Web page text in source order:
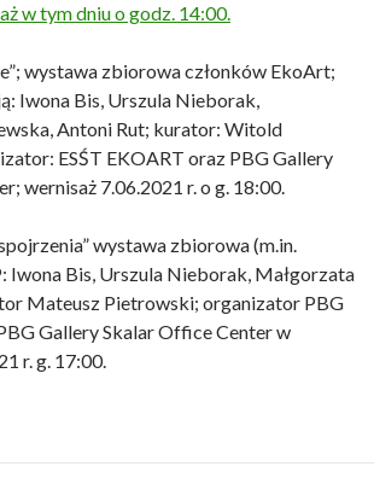
w tym dniu o godz. 14:00.
wystawa zbiorowa członków EkoArt;
Iwona Bis, Urszula Nieborak,
Antoni Rut; kurator: Witold
ESŚT EKOART oraz PBG Gallery
wernisaż 7.06.2021 r. o g. 18:00.
wystawa zbiorowa (m.in.
Iwona Bis, Urszula Nieborak, Małgorzata
Mateusz Pietrowski; organizator PBG
Gallery Skalar Office Center w
r. g. 17:00.